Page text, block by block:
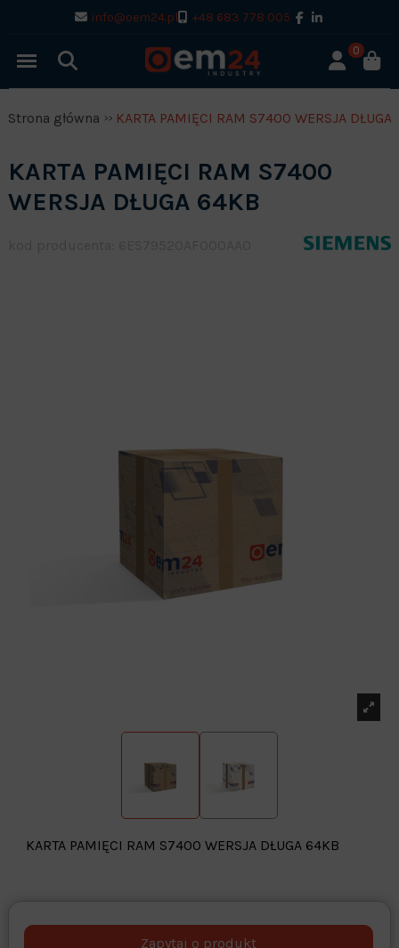
info@oem24.pl +48 683 778 005
0
Strona główna KARTA PAMIĘCI RAM S7400 WERSJA DŁUGA
KARTA PAMIĘCI RAM S7400
WERSJA DŁUGA 64KB
KARTA PAMIĘCI RAM S7400 WERSJA DŁUGA 64KB